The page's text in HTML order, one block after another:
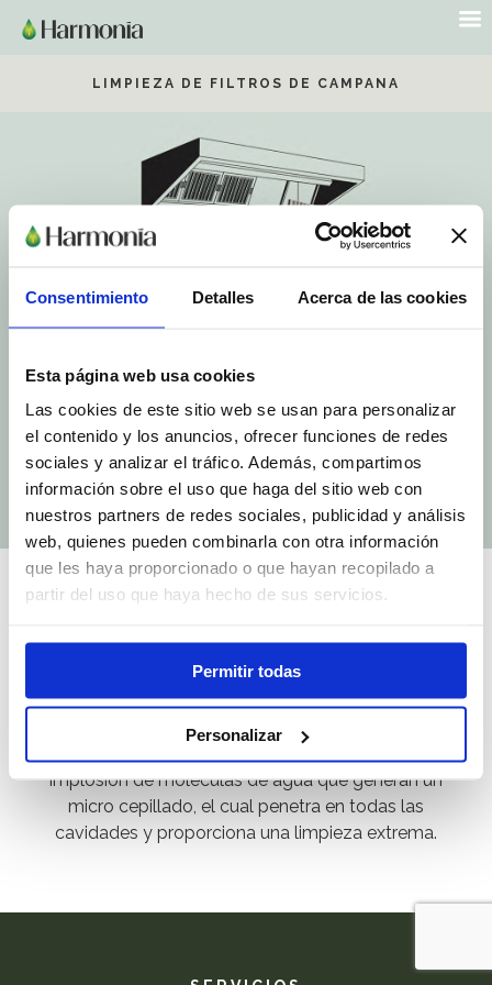
Consentimiento Detalles Acerca de las cookies
Esta página web usa cookies
Las cookies de este sitio web se usan para personalizar
el contenido y los anuncios, ofrecer funciones de redes
sociales y analizar el tráfico. Además, compartimos
información sobre el uso que haga del sitio web con
nuestros partners de redes sociales, publicidad y análisis
web, quienes pueden combinarla con otra información
que les haya proporcionado o que hayan recopilado a
partir del uso que haya hecho de sus servicios.
Permitir todas
Personalizar
LIMPIEZA DE FILTROS DE CAMPANA
VER VIDEO
En Harmonia disponemos de un sistema de
limpieza de filtros de campanapor ultrasonidos
implosión de moléculas de agua que generan un
micro cepillado, el cual penetra en todas las
cavidades y proporciona una limpieza extrema.